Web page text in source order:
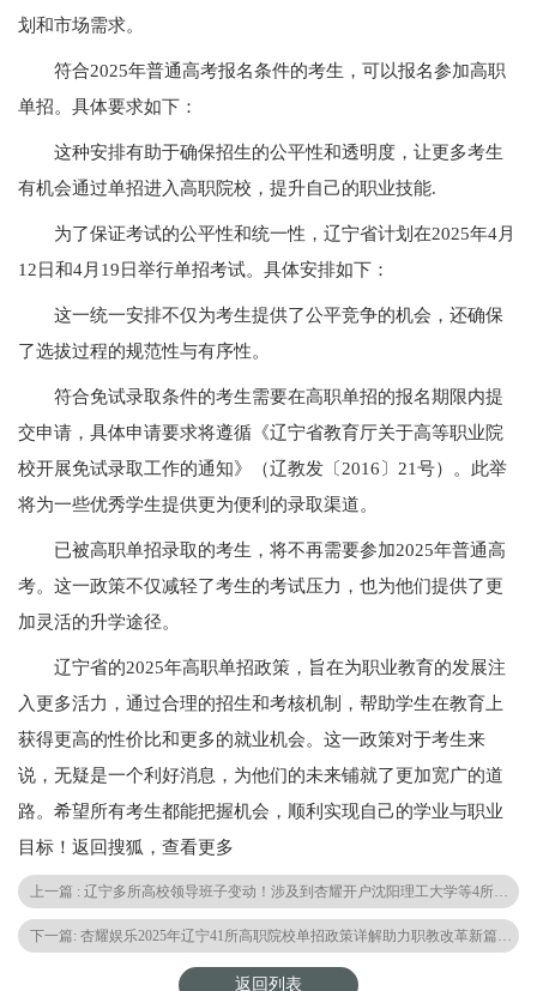
划和市场需求。
符合2025年普通高考报名条件的考生，可以报名参加高职
单招。具体要求如下：
这种安排有助于确保招生的公平性和透明度，让更多考生
有机会通过单招进入高职院校，提升自己的职业技能.
为了保证考试的公平性和统一性，辽宁省计划在2025年4月
12日和4月19日举行单招考试。具体安排如下：
这一统一安排不仅为考生提供了公平竞争的机会，还确保
了选拔过程的规范性与有序性。
符合免试录取条件的考生需要在高职单招的报名期限内提
交申请，具体申请要求将遵循《辽宁省教育厅关于高等职业院
校开展免试录取工作的通知》（辽教发〔2016〕21号）。此举
将为一些优秀学生提供更为便利的录取渠道。
已被高职单招录取的考生，将不再需要参加2025年普通高
考。这一政策不仅减轻了考生的考试压力，也为他们提供了更
加灵活的升学途径。
辽宁省的2025年高职单招政策，旨在为职业教育的发展注
入更多活力，通过合理的招生和考核机制，帮助学生在教育上
获得更高的性价比和更多的就业机会。这一政策对于考生来
说，无疑是一个利好消息，为他们的未来铺就了更加宽广的道
路。希望所有考生都能把握机会，顺利实现自己的学业与职业
目标！返回搜狐，查看更多
上一篇 : 辽宁多所高校领导班子变动！涉及到杏耀开户沈阳理工大学等4所院校
返回列表